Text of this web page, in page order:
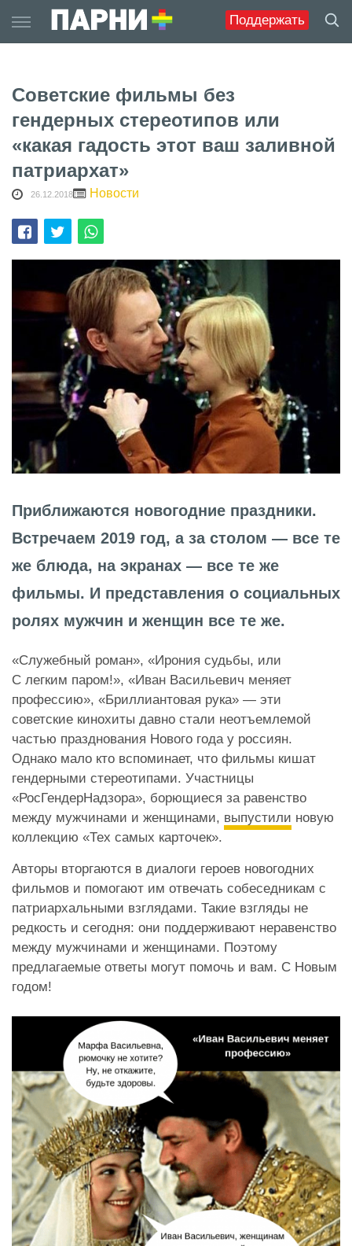
Поддержать
to
content
Советские фильмы без
гендерных стереотипов или
«какая гадость этот ваш заливной
патриархат»
26.12.2018 Новости
Приближаются новогодние праздники.
Встречаем 2019 год, а за столом — все те
же блюда, на экранах — все те же
фильмы. И представления о социальных
ролях мужчин и женщин все те же.
«Служебный роман», «Ирония судьбы, или
С легким паром!», «Иван Васильевич меняет
профессию», «Бриллиантовая рука» — эти
советские кинохиты давно стали неотъемлемой
частью празднования Нового года у россиян.
Однако мало кто вспоминает, что фильмы кишат
гендерными стереотипами. Участницы
«РосГендерНадзора», борющиеся за равенство
между мужчинами и женщинами, выпустили новую
коллекцию «Тех самых карточек».
Авторы вторгаются в диалоги героев новогодних
фильмов и помогают им отвечать собеседникам с
патриархальными взглядами. Такие взгляды не
редкость и сегодня: они поддерживают неравенство
между мужчинами и женщинами. Поэтому
предлагаемые ответы могут помочь и вам. С Новым
годом!